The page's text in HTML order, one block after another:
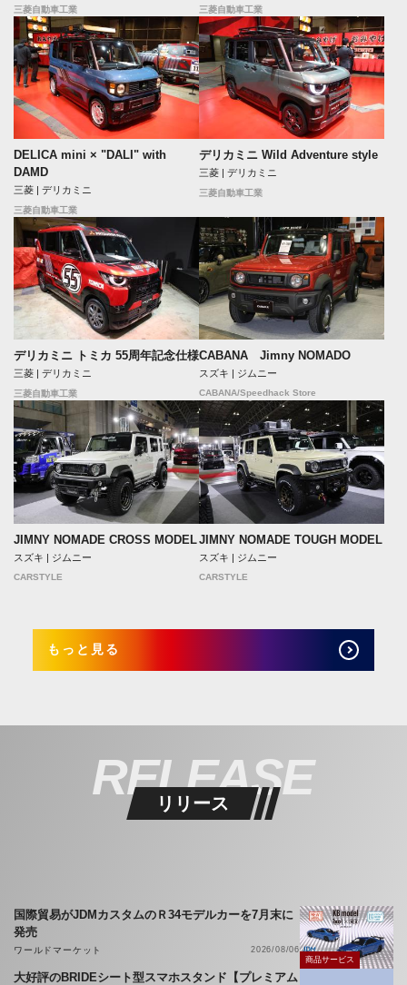
三菱自動車工業 三菱自動車工業
DELICA mini × "DALI" with
DAMD
三菱 | デリカミニ
三菱自動車工業
デリカミニ Wild Adventure style
三菱 | デリカミニ
三菱自動車工業
デリカミニ トミカ 55周年記念仕様
三菱 | デリカミニ
三菱自動車工業
CABANA Jimny NOMADO
スズキ | ジムニー
CABANA/Speedhack Store
JIMNY NOMADE CROSS MODEL
スズキ | ジムニー
CARSTYLE
JIMNY NOMADE TOUGH MODEL
スズキ | ジムニー
CARSTYLE
もっと見る
RELEASE
リリース
国際貿易がJDMカスタムのＲ34モデルカーを7月末に
発売
ワールドマーケット
2026/08/06
商品サービス
大好評のBRIDEシート型スマホスタンド【プレミアム